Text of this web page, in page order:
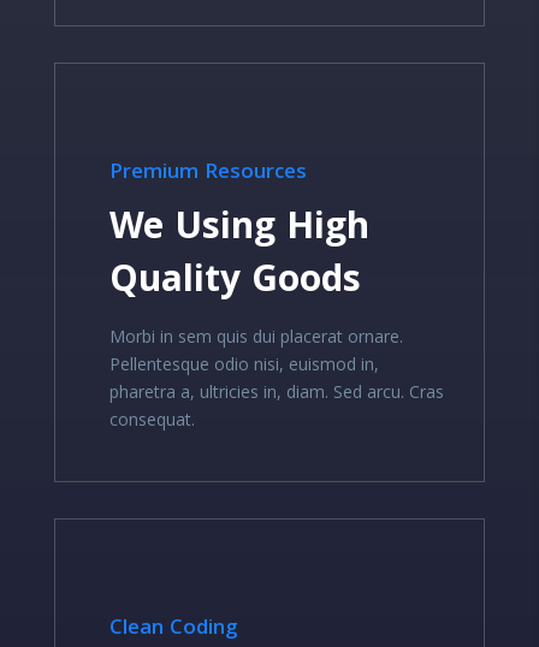
Premium Resources
We Using High
Quality Goods
Morbi in sem quis dui placerat ornare.
Pellentesque odio nisi, euismod in,
pharetra a, ultricies in, diam. Sed arcu. Cras
consequat.
Clean Coding